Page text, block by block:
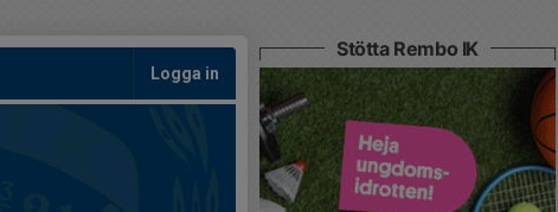
Logga in
Stötta Rembo IK